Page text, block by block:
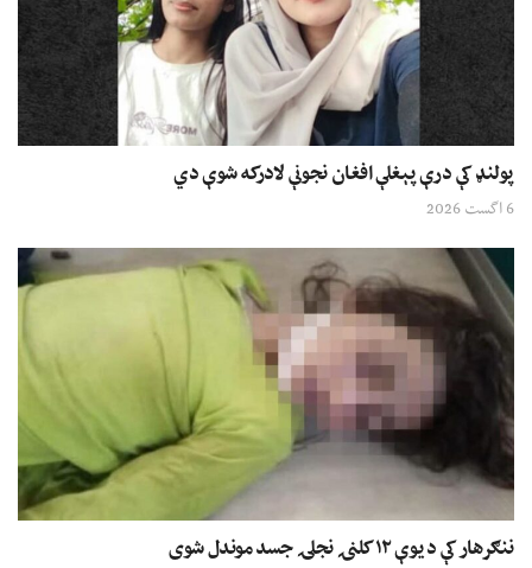
پولنډ کې درې پېغلې افغان نجونې لادرکه شوې دي
6 اگست 2026
ننګرهار کې د یوې ۱۲ کلنۍ نجلۍ جسد موندل شوی